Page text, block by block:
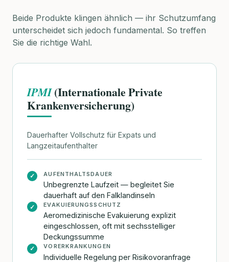
Beide Produkte klingen ähnlich — ihr Schutzumfang
unterscheidet sich jedoch fundamental. So treffen
Sie die richtige Wahl.
IPMI(Internationale Private
Krankenversicherung)
Dauerhafter Vollschutz für Expats und
Langzeitaufenthalter
✓ AUFENTHALTSDAUER
Unbegrenzte Laufzeit — begleitet Sie
dauerhaft auf den Falklandinseln
✓ EVAKUIERUNGSSCHUTZ
Aeromedizinische Evakuierung explizit
eingeschlossen, oft mit sechsstelliger
Deckungssumme
✓ VORERKRANKUNGEN
Individuelle Regelung per Risikovoranfrage